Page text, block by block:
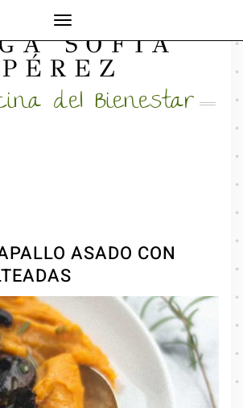
FACEBOOK
INSTAGRAM
MAIL
SOFÍA
PÉREZ
del Bienestar
Cambiar
modo
de
navegación
ASADO CON